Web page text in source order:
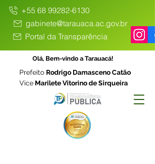
+55 68 99282-6130
gabinete@tarauaca.ac.gov.br
Portal da Transparência
Olá, Bem-vindo a Tarauacá!
Prefeito Rodrigo Damasceno Catão
Vice Marilete Vitorino de Sirqueira